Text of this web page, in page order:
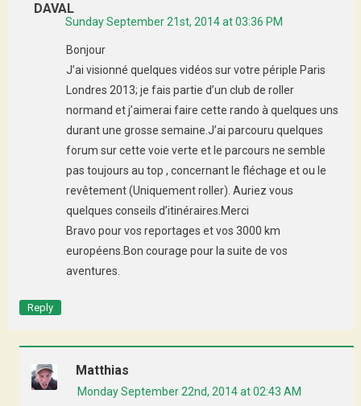
DAVAL
Sunday September 21st, 2014 at 03:36 PM
Bonjour
J’ai visionné quelques vidéos sur votre périple Paris
Londres 2013; je fais partie d’un club de roller
normand et j’aimerai faire cette rando à quelques uns
durant une grosse semaine.J’ai parcouru quelques
forum sur cette voie verte et le parcours ne semble
pas toujours au top , concernant le fléchage et ou le
revêtement (Uniquement roller). Auriez vous
quelques conseils d’itinéraires.Merci
Bravo pour vos reportages et vos 3000 km
européens.Bon courage pour la suite de vos
aventures.
Reply
Matthias
Monday September 22nd, 2014 at 02:43 AM